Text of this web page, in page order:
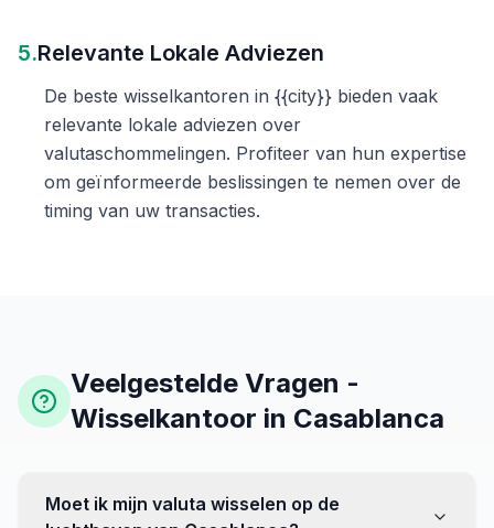
5.Relevante Lokale Adviezen
De beste wisselkantoren in {{city}} bieden vaak
relevante lokale adviezen over
valutaschommelingen. Profiteer van hun expertise
om geïnformeerde beslissingen te nemen over de
timing van uw transacties.
Veelgestelde Vragen -
Wisselkantoor in Casablanca
Moet ik mijn valuta wisselen op de